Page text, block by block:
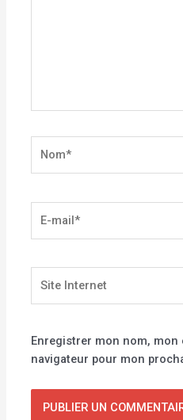
mail*
Internet
Enregistrer mon nom,
navigateur pour mon